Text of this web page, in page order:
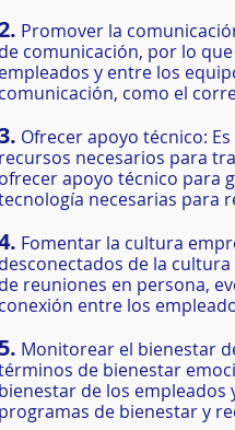
Promover la
de comunicación, por lo
empleados y entre los
comunicación, como el
Ofrecer apoyo técnico:
recursos necesarios para
ofrecer apoyo técnico para
necesarias para
Fomentar la cultura
desconectados de la
de reuniones en persona,
conexión entre los
5. Monitorear el bienestar
de bienestar
bienestar de los empleados
programas de bienestar y